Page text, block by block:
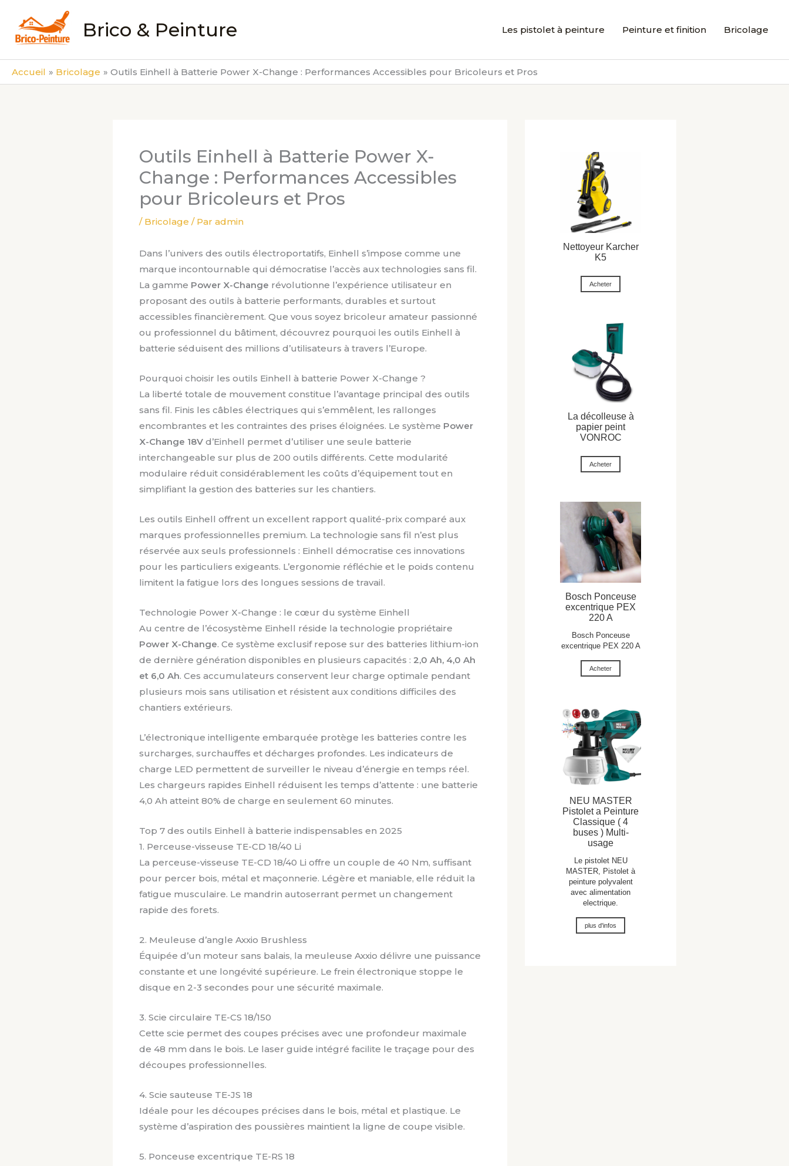
contenu
Brico & Peinture Les pistolet à peinture Peinture et finition Bricolage
Accueil Bricolage Outils Einhell à Batterie Power X-Change : Performances Accessibles pour Bricoleurs et Pros
Outils Einhell à Batterie Power X-
Change : Performances Accessibles
pour Bricoleurs et Pros
/ Bricolage / Par admin
Dans l’univers des outils électroportatifs, Einhell s’impose comme une
marque incontournable qui démocratise l’accès aux technologies sans fil.
La gamme Power X-Change révolutionne l’expérience utilisateur en
proposant des outils à batterie performants, durables et surtout
accessibles financièrement. Que vous soyez bricoleur amateur passionné
ou professionnel du bâtiment, découvrez pourquoi les outils Einhell à
batterie séduisent des millions d’utilisateurs à travers l’Europe.
Pourquoi choisir les outils Einhell à batterie Power X-Change ?
La liberté totale de mouvement constitue l’avantage principal des outils
sans fil. Finis les câbles électriques qui s’emmêlent, les rallonges
encombrantes et les contraintes des prises éloignées. Le système Power
X-Change 18V d’Einhell permet d’utiliser une seule batterie
interchangeable sur plus de 200 outils différents. Cette modularité
modulaire réduit considérablement les coûts d’équipement tout en
simplifiant la gestion des batteries sur les chantiers.
Les outils Einhell offrent un excellent rapport qualité-prix comparé aux
marques professionnelles premium. La technologie sans fil n’est plus
réservée aux seuls professionnels : Einhell démocratise ces innovations
pour les particuliers exigeants. L’ergonomie réfléchie et le poids contenu
limitent la fatigue lors des longues sessions de travail.
Technologie Power X-Change : le cœur du système Einhell
Au centre de l’écosystème Einhell réside la technologie propriétaire
Power X-Change. Ce système exclusif repose sur des batteries lithium-ion
de dernière génération disponibles en plusieurs capacités : 2,0 Ah, 4,0 Ah
et 6,0 Ah. Ces accumulateurs conservent leur charge optimale pendant
plusieurs mois sans utilisation et résistent aux conditions difficiles des
chantiers extérieurs.
L’électronique intelligente embarquée protège les batteries contre les
surcharges, surchauffes et décharges profondes. Les indicateurs de
charge LED permettent de surveiller le niveau d’énergie en temps réel.
Les chargeurs rapides Einhell réduisent les temps d’attente : une batterie
4,0 Ah atteint 80% de charge en seulement 60 minutes.
Top 7 des outils Einhell à batterie indispensables en 2025
1. Perceuse-visseuse TE-CD 18/40 Li
La perceuse-visseuse TE-CD 18/40 Li offre un couple de 40 Nm, suffisant
pour percer bois, métal et maçonnerie. Légère et maniable, elle réduit la
fatigue musculaire. Le mandrin autoserrant permet un changement
rapide des forets.
2. Meuleuse d’angle Axxio Brushless
Équipée d’un moteur sans balais, la meuleuse Axxio délivre une puissance
constante et une longévité supérieure. Le frein électronique stoppe le
disque en 2-3 secondes pour une sécurité maximale.
3. Scie circulaire TE-CS 18/150
Cette scie permet des coupes précises avec une profondeur maximale
de 48 mm dans le bois. Le laser guide intégré facilite le traçage pour des
découpes professionnelles.
4. Scie sauteuse TE-JS 18
Idéale pour les découpes précises dans le bois, métal et plastique. Le
système d’aspiration des poussières maintient la ligne de coupe visible.
5. Ponceuse excentrique TE-RS 18
Nettoyeur Karcher
K5
Acheter
La décolleuse à
papier peint
VONROC
Acheter
Bosch Ponceuse
excentrique PEX
220 A
Bosch Ponceuse
excentrique PEX 220 A
Acheter
NEU MASTER
Pistolet a Peinture
Classique ( 4
buses ) Multi-
usage
Le pistolet NEU
MASTER, Pistolet à
peinture polyvalent
avec alimentation
electrique.
plus d'infos